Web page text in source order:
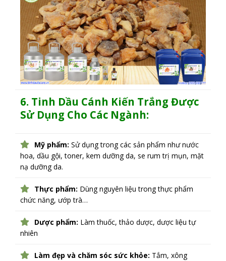
6. Tinh Dầu Cánh Kiến Trắng Được
Sử Dụng Cho Các Ngành:
Mỹ phẩm: Sử dụng trong các sản phẩm như nước
hoa, dầu gội, toner, kem dưỡng da, se rum trị mụn, mặt
nạ dưỡng da.
Thực phẩm: Dùng nguyên liệu trong thực phẩm
chức năng, ướp trà…
Dược phẩm: Làm thuốc, thảo dược, dược liệu tự
nhiên
Làm đẹp và chăm sóc sức khỏe: Tắm, xông